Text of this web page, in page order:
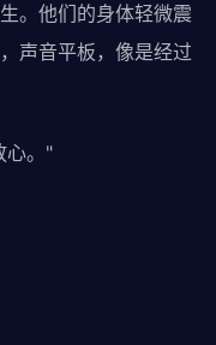
。他们的身体轻微震
声音平板，像是经过
心。"